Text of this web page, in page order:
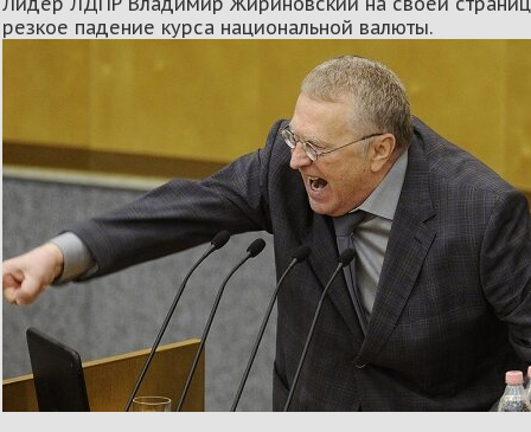
резкое падение курса национальной валюты.